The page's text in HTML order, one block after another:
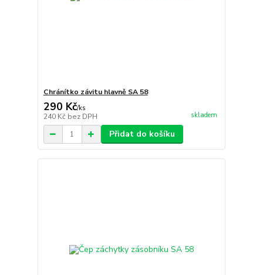
Chránítko závitu hlavně SA 58
290 Kč/ks
240 Kč bez DPH skladem
Přidat do košíku